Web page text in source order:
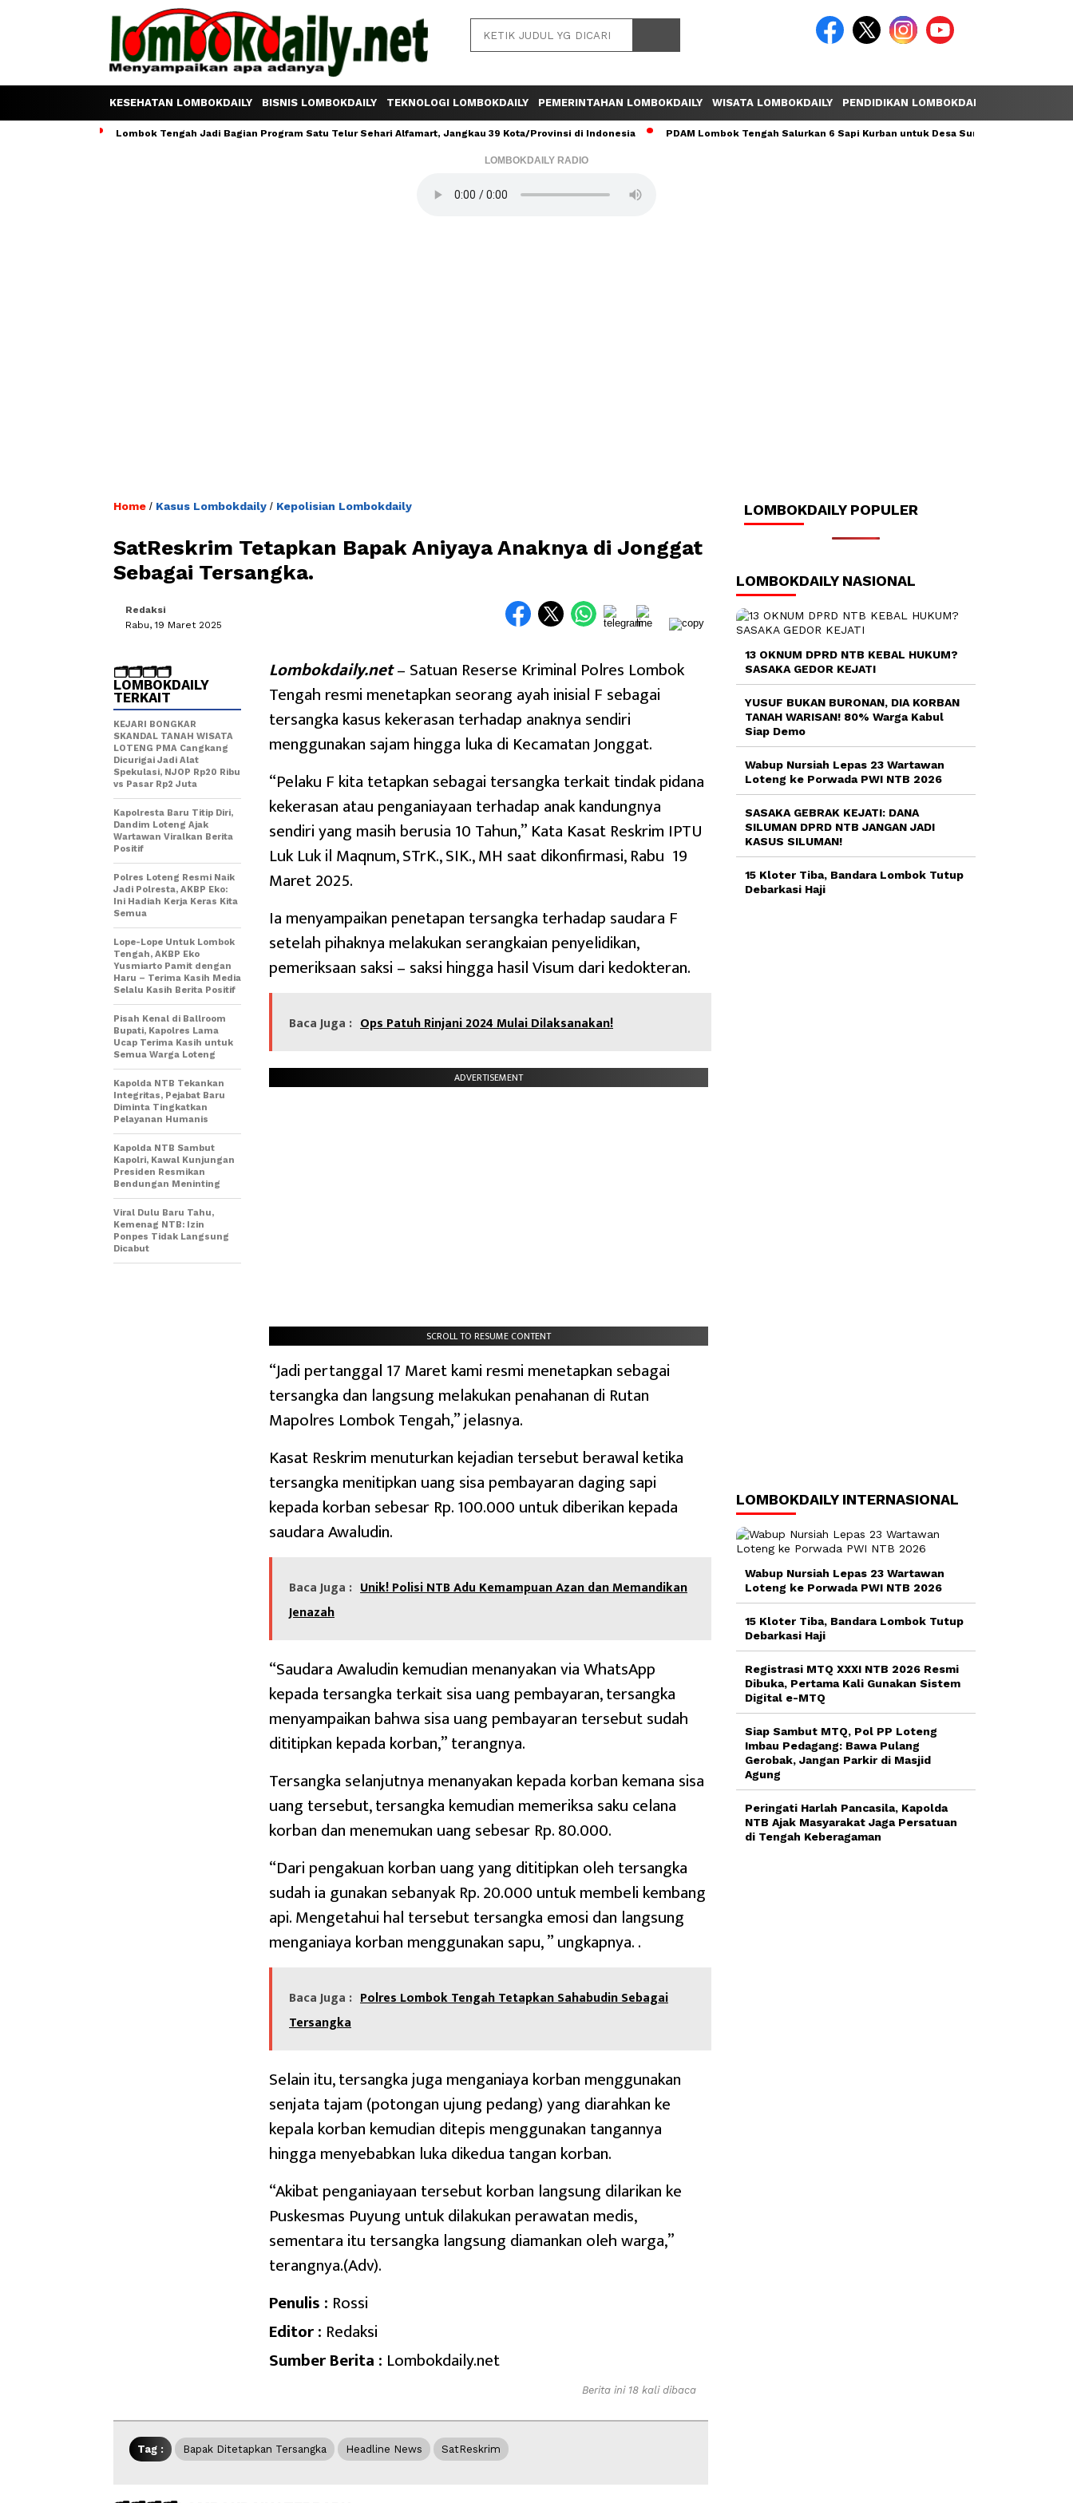
KESEHATAN LOMBOKDAILY BISNIS LOMBOKDAILY TEKNOLOGI LOMBOKDAILY PEMERINTAHAN LOMBOKDAILY WISATA LOMBOKDAILY PENDIDIKAN LOMBOKDAILY
Lombok Tengah Jadi Bagian Program Satu Telur Sehari Alfamart, Jangkau 39 Kota/Provinsi di Indonesia PDAM Lombok Tengah Salurkan 6 Sapi Kurban untuk Desa Sumber Mata Air
LOMBOKDAILY RADIO
Home / Kasus Lombokdaily / Kepolisian Lombokdaily
SatReskrim Tetapkan Bapak Aniyaya Anaknya di Jonggat
Sebagai Tersangka.
Redaksi
Rabu, 19 Maret 2025
Lombokdaily.net– Satuan Reserse Kriminal Polres Lombok
Tengah resmi menetapkan seorang ayah inisial F sebagai
tersangka kasus kekerasan terhadap anaknya sendiri
menggunakan sajam hingga luka di Kecamatan Jonggat.
“Pelaku F kita tetapkan sebagai tersangka terkait tindak pidana
kekerasan atau penganiayaan terhadap anak kandungnya
sendiri yang masih berusia 10 Tahun,” Kata Kasat Reskrim IPTU
Luk Luk il Maqnum, STrK., SIK., MH saat dikonfirmasi, Rabu 19
Maret 2025.
Ia menyampaikan penetapan tersangka terhadap saudara F
setelah pihaknya melakukan serangkaian penyelidikan,
pemeriksaan saksi – saksi hingga hasil Visum dari kedokteran.
Baca Juga : Ops Patuh Rinjani 2024 Mulai Dilaksanakan!
ADVERTISEMENT
SCROLL TO RESUME CONTENT
“Jadi pertanggal 17 Maret kami resmi menetapkan sebagai
tersangka dan langsung melakukan penahanan di Rutan
Mapolres Lombok Tengah,” jelasnya.
Kasat Reskrim menuturkan kejadian tersebut berawal ketika
tersangka menitipkan uang sisa pembayaran daging sapi
kepada korban sebesar Rp. 100.000 untuk diberikan kepada
saudara Awaludin.
Baca Juga : Unik! Polisi NTB Adu Kemampuan Azan dan Memandikan
Jenazah
“Saudara Awaludin kemudian menanyakan via WhatsApp
kepada tersangka terkait sisa uang pembayaran, tersangka
menyampaikan bahwa sisa uang pembayaran tersebut sudah
dititipkan kepada korban,” terangnya.
Tersangka selanjutnya menanyakan kepada korban kemana sisa
uang tersebut, tersangka kemudian memeriksa saku celana
korban dan menemukan uang sebesar Rp. 80.000.
“Dari pengakuan korban uang yang dititipkan oleh tersangka
sudah ia gunakan sebanyak Rp. 20.000 untuk membeli kembang
api. Mengetahui hal tersebut tersangka emosi dan langsung
menganiaya korban menggunakan sapu, ” ungkapnya. .
Baca Juga : Polres Lombok Tengah Tetapkan Sahabudin Sebagai
Tersangka
Selain itu, tersangka juga menganiaya korban menggunakan
senjata tajam (potongan ujung pedang) yang diarahkan ke
kepala korban kemudian ditepis menggunakan tangannya
hingga menyebabkan luka dikedua tangan korban.
“Akibat penganiayaan tersebut korban langsung dilarikan ke
Puskesmas Puyung untuk dilakukan perawatan medis,
sementara itu tersangka langsung diamankan oleh warga,”
terangnya.(Adv).
Penulis : Rossi
Editor : Redaksi
Sumber Berita : Lombokdaily.net
🗂️🗂️🗂️🗂️
LOMBOKDAILY
TERKAIT
KEJARI BONGKAR
SKANDAL TANAH WISATA
LOTENG PMA Cangkang
Dicurigai Jadi Alat
Spekulasi, NJOP Rp20 Ribu
vs Pasar Rp2 Juta
Kapolresta Baru Titip Diri,
Dandim Loteng Ajak
Wartawan Viralkan Berita
Positif
Polres Loteng Resmi Naik
Jadi Polresta, AKBP Eko:
Ini Hadiah Kerja Keras Kita
Semua
Lope-Lope Untuk Lombok
Tengah, AKBP Eko
Yusmiarto Pamit dengan
Haru – Terima Kasih Media
Selalu Kasih Berita Positif
Pisah Kenal di Ballroom
Bupati, Kapolres Lama
Ucap Terima Kasih untuk
Semua Warga Loteng
Kapolda NTB Tekankan
Integritas, Pejabat Baru
Diminta Tingkatkan
Pelayanan Humanis
Kapolda NTB Sambut
Kapolri, Kawal Kunjungan
Presiden Resmikan
Bendungan Meninting
Viral Dulu Baru Tahu,
Kemenag NTB: Izin
Ponpes Tidak Langsung
Dicabut
Berita ini 18 kali dibaca
Tag : Bapak Ditetapkan Tersangka Headline News SatReskrim
LOMBOKDAILY POPULER
LOMBOKDAILY NASIONAL
13 OKNUM DPRD NTB KEBAL HUKUM?
SASAKA GEDOR KEJATI
YUSUF BUKAN BURONAN, DIA KORBAN
TANAH WARISAN! 80% Warga Kabul
Siap Demo
Wabup Nursiah Lepas 23 Wartawan
Loteng ke Porwada PWI NTB 2026
SASAKA GEBRAK KEJATI: DANA
SILUMAN DPRD NTB JANGAN JADI
KASUS SILUMAN!
15 Kloter Tiba, Bandara Lombok Tutup
Debarkasi Haji
LOMBOKDAILY INTERNASIONAL
Wabup Nursiah Lepas 23 Wartawan
Loteng ke Porwada PWI NTB 2026
15 Kloter Tiba, Bandara Lombok Tutup
Debarkasi Haji
Registrasi MTQ XXXI NTB 2026 Resmi
Dibuka, Pertama Kali Gunakan Sistem
Digital e-MTQ
Siap Sambut MTQ, Pol PP Loteng
Imbau Pedagang: Bawa Pulang
Gerobak, Jangan Parkir di Masjid
Agung
Peringati Harlah Pancasila, Kapolda
NTB Ajak Masyarakat Jaga Persatuan
di Tengah Keberagaman